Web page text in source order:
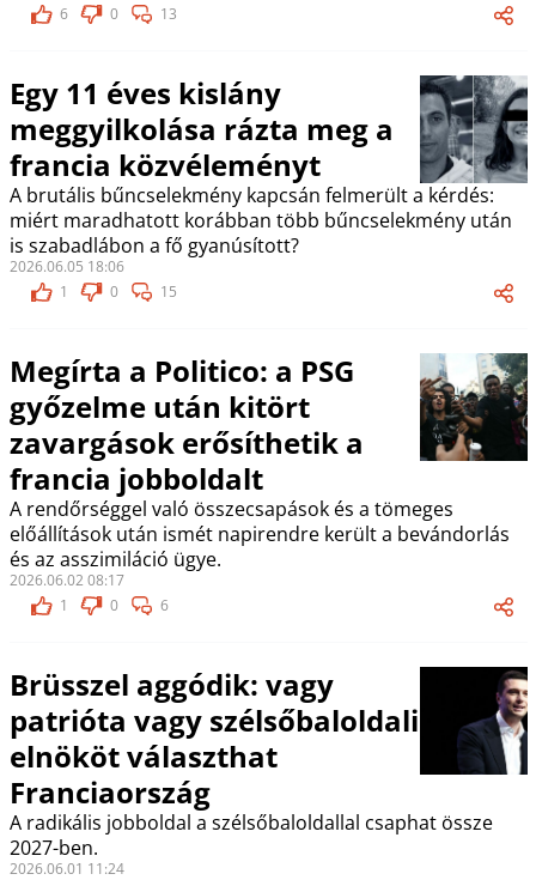
6
0 13
Egy 11 éves kislány
meggyilkolása rázta meg a
francia közvéleményt
A brutális bűncselekmény kapcsán felmerült a kérdés:
miért maradhatott korábban több bűncselekmény után
is szabadlábon a fő gyanúsított?
2026.06.05 18:06
1
0 15
Megírta a Politico: a PSG
győzelme után kitört
zavargások erősíthetik a
francia jobboldalt
A rendőrséggel való összecsapások és a tömeges
előállítások után ismét napirendre került a bevándorlás
és az asszimiláció ügye.
2026.06.02 08:17
1
0 6
Brüsszel aggódik: vagy
patrióta vagy szélsőbaloldali
elnököt választhat
Franciaország
A radikális jobboldal a szélsőbaloldallal csaphat össze
2027-ben.
2026.06.01 11:24